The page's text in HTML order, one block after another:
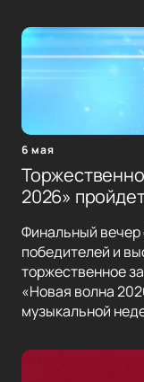
6 мая
2026»
Финальный
победителей и
торжественное
«Новая волна
музыкальной